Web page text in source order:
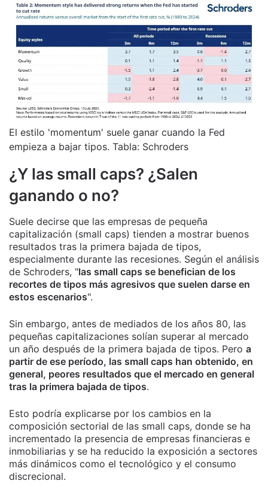
El estilo 'momentum' suele ganar cuando la Fed
empieza a bajar tipos. Tabla: Schroders
¿Y las small caps? ¿Salen
ganando o no?
Suele decirse que las empresas de pequeña
capitalización (small caps) tienden a mostrar buenos
resultados tras la primera bajada de tipos,
especialmente durante las recesiones. Según el análisis
de Schroders, "las small caps se benefician de los
recortes de tipos más agresivos que suelen darse en
estos escenarios".
Sin embargo, antes de mediados de los años 80, las
pequeñas capitalizaciones solían superar al mercado
un año después de la primera bajada de tipos. Pero a
partir de ese período, las small caps han obtenido, en
general, peores resultados que el mercado en general
tras la primera bajada de tipos.
Esto podría explicarse por los cambios en la
composición sectorial de las small caps, donde se ha
incrementado la presencia de empresas financieras e
inmobiliarias y se ha reducido la exposición a sectores
más dinámicos como el tecnológico y el consumo
discrecional.